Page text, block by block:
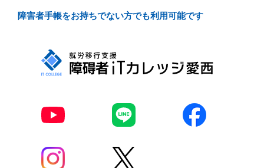
障害者手帳をお持ちでない方でも利用可能です